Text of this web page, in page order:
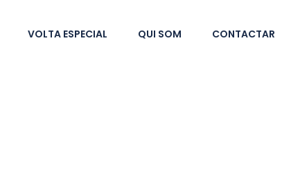
VOLTA ESPECIAL QUI SOM CONTACTAR